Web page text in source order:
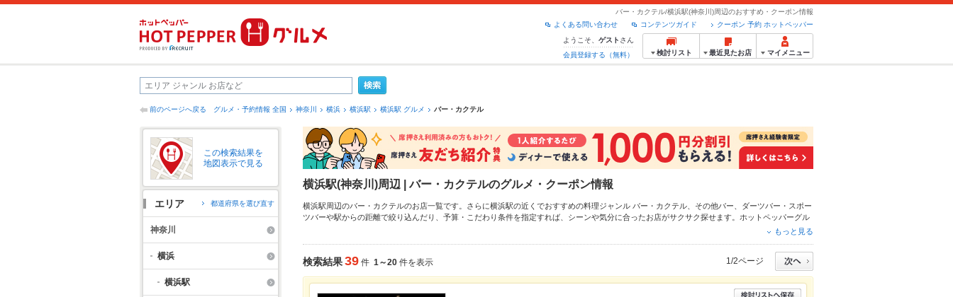
バー・カクテル/横浜駅(神奈川)周辺のおすすめ・クーポン情報
クーポン 予約 ホットペッパー
コンテンツガイド
よくある問い合わせ
ようこそ、 ゲスト さん
会員登録する（無料）
検討リスト 最近見たお店 マイメニュー
前のページへ戻る グルメ・予約情報 全国 神奈川 横浜 横浜駅 横浜駅 グルメ バー・カクテル
この検索結果を
地図表示で見る
エリア 都道府県を選び直す
神奈川
横浜
横浜駅
横浜駅(神奈川)周辺 | バー・カクテルのグルメ・クーポン情報
横浜駅周辺のバー・カクテルのお店一覧です。さらに横浜駅の近くでおすすめの料理ジャンル バー・カクテル その他バー
ダーツバー・スポー
ツバーや駅からの距離で絞り込んだり、予算・こだわり条件を指定すれば、シーンや気分に合ったお店がサクサク探せます。ホットペッパーグル
メなら、お得なクーポンはもちろん、こだわりメニューや季節のおすすめ料理など、お店の最新情報をご紹介しているので安心！24時間使える簡
もっと見る
検索結果39 件 1～20 件を表示 1/2ページ